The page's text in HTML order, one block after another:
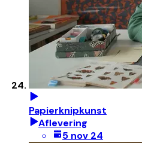
Papierknipkunst
Aflevering
5 nov 24